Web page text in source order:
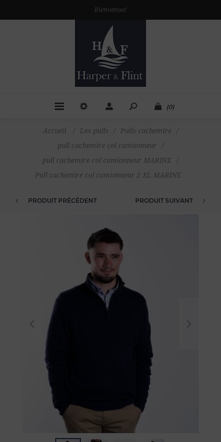
Bienvenue!
(0)
Accueil / Les pulls / Pulls cachemire
/
pull cachemire col camionneur
/
pull cachemire col camionneur MARINE
/
Pull cachemire col camionneur 2 XL MARINE
PRODUIT PRÉCÉDENT PRODUIT SUIVANT